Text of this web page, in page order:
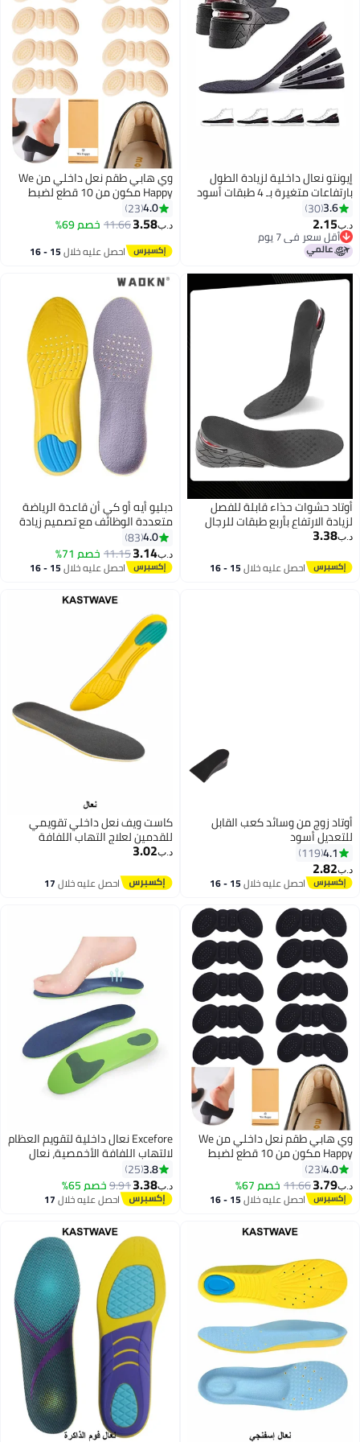
نعال داخلية لزيادة الطول
متغيرة بـ 4 طبقات أسود
3.6
30
2.15
أقل سعر في 7 يوم
أقل سعر في 7 يوم
وي هابي طقم نعل داخلي من We
Happy مكون من 10 قطع لضبط
مقاسات واقي الكعب اللاصق
4.0
23
د.ب‏ 3.58
11.66خصم 69%
احصل عليه خلال 15 - 16
حشوات حذاء قابلة للفصل
الارتفاع بأربع طبقات للرجال
3.38
احصل عليه خلال 15 - 16
اغسطس
دبليو أيه أو كي أن قاعدة الرياضة
متعددة الوظائف مع تصميم زيادة
الارتفاع ، مناسبة للأحذية بحجم 41
إلى 45 ، مع طبقة وسادة امتصاص
الصدمات لتحسين تجربة المشي ，
زيادة الارتفاع قاعدة الرياضة الرغوة
الذاكرة الناعمة للرجال والنساء ،
قاعدة رفع الكعب الراحة ، قابلة
للتنفس ، امتصاص الصدمات ، وسادة
الكعب
4.0
83
د.ب‏ 3.14
11.15خصم 71%
احصل عليه خلال 15 - 16
اغسطس
زوج من وسائد كعب القابل
أسود
4.1
119
2.82
احصل عليه خلال 15 - 16
كاست ويف نعل داخلي تقويمي
للقدمين لعلاج التهاب اللفافة
الأخمصية، نعل داخلي من إسفنج
نصف بوصة، امتصاص ممتاز
للصدمات ونعل داخلي مريح مبطن
د.ب‏3.02
احصل عليه خلال17
اغسطس
وي هابي طقم نعل داخلي من We
Happy مكون من 10 قطع لضبط
واقي الكعب اللاصق 4.0
23
3.79
11.66خصم 67%
احصل عليه خلال 15 - 16
Excefore نعال داخلية لتقويم العظام
لالتهاب اللفافة الأخمصية، نعال
داخلية من الإسفنج الذكي (الرجال
38-42.5/ النساء 37-42)
3.8
25
د.ب‏3.38
9.91خصم 65%
احصل عليه خلال17
اغسطس